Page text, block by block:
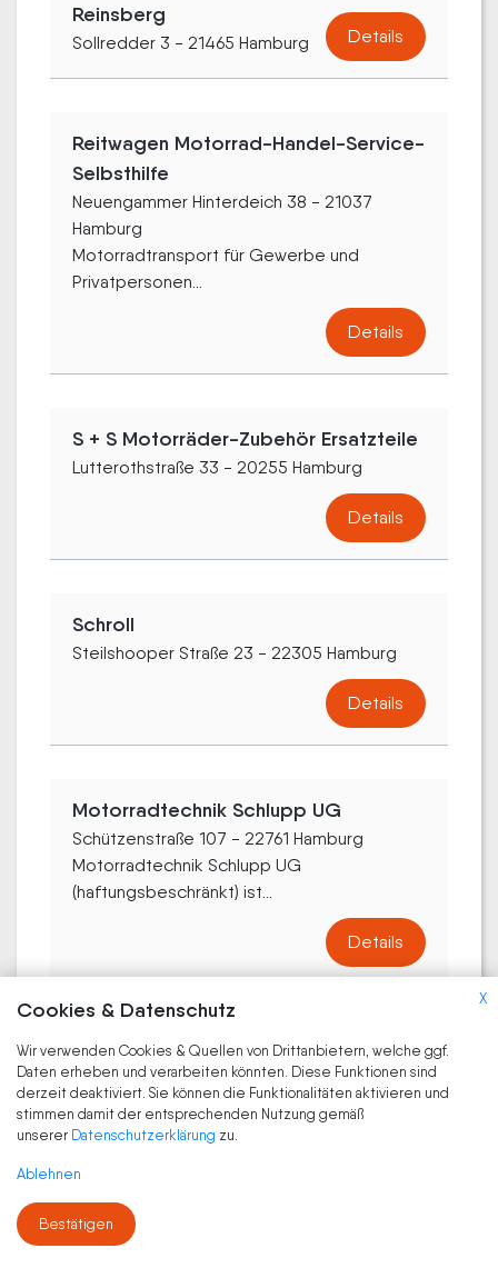
Reinsberg
Sollredder 3 - 21465 Hamburg Details
Reitwagen Motorrad-Handel-Service-
Selbsthilfe
Neuengammer Hinterdeich 38 - 21037
Hamburg
Motorradtransport für Gewerbe und
Privatpersonen...
Details
S + S Motorräder-Zubehör Ersatzteile
Lutterothstraße 33 - 20255 Hamburg
Details
Schroll
Steilshooper Straße 23 - 22305 Hamburg
Details
Motorradtechnik Schlupp UG
Schützenstraße 107 - 22761 Hamburg
Motorradtechnik Schlupp UG
(haftungsbeschränkt) ist...
Details
Stüdemann. ECHT. BMW. MOTORRAD.
Das Original in Hamburg seit 1971
Merkurring 116 - 22143 Hamburg
Stüdemann GmbH ist ein traditionsreicher...
X
Cookies & Datenschutz
Wir verwenden Cookies & Quellen von Drittanbietern, welche ggf.
Daten erheben und verarbeiten könnten. Diese Funktionen sind
derzeit deaktiviert. Sie können die Funktionalitäten aktivieren und
stimmen damit der entsprechenden Nutzung gemäß
unserer Datenschutzerklärung zu.
Ablehnen
Bestätigen